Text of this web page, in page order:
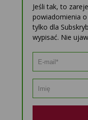
Jeśli tak, to
powiadomienia
tylko dla
wypisać. Nie